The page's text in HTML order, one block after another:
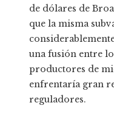
de dólares de
que la misma
una fusión entre
productores de
enfrentaría gran
reguladores.